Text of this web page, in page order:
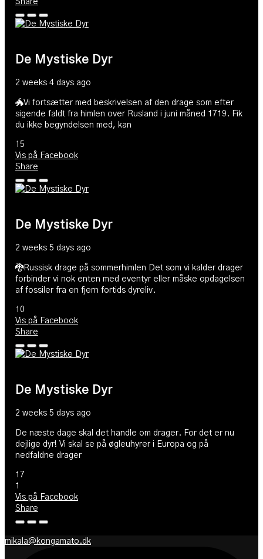
De Mystiske Dyr
2 weeks 4 days ago
🐲Vi fortsætter med beskrivelsen af den drage som efter
sigende faldt fra himlen over Rusland i juni måned 1719. Fik
du ikke begyndelsen med, kan
15
Vis på Facebook
Share
De Mystiske Dyr
2 weeks 5 days ago
🐉Russisk drage på sommerhimlen Det som vi kalder drager
forbinder vi nok enten med eventyr eller måske opdagelsen
af fossiler fra en fjern fortids dyreliv.
10
Vis på Facebook
Share
De Mystiske Dyr
2 weeks 5 days ago
De næste dage skal det handle om drager. For det er nu
dejlige dyr! Vi skal se på øgleuhyrer i Europa og på
nedfaldne drager
17
1
Vis på Facebook
Share
mikala@kongamato.dk